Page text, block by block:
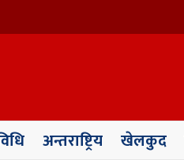
अन्तराष्ट्रिय खेलकुद